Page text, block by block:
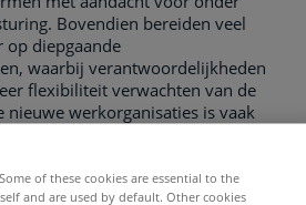
Bovendien bereiden veel
op diepgaande
waarbij verantwoordelijkheden
flexibiliteit verwachten van de
nieuwe werkorganisaties is vaak
of these cookies are essential to the
and are used by default. Other cookies